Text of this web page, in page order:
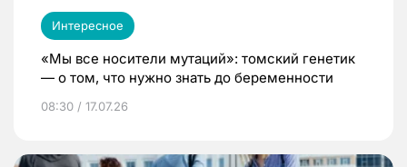
Интересное
«Мы все носители мутаций»: томский генетик
— о том, что нужно знать до беременности
08:30 / 17.07.26